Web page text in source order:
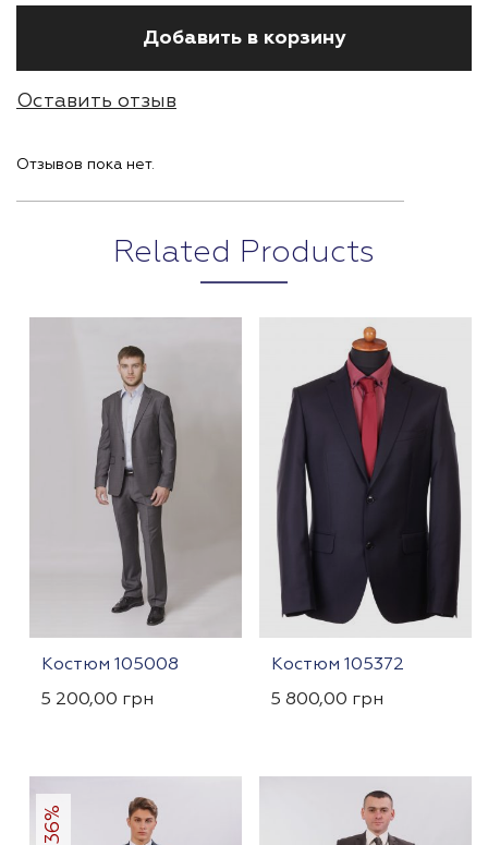
Добавить в корзину
Оставить отзыв
Отзывов пока нет.
Related Products
Костюм 105008
5 200,00 грн
Костюм 105372
5 800,00 грн
36%